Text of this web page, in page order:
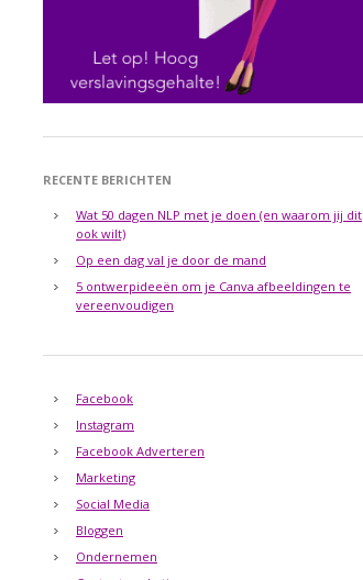
RECENTE BERICHTEN
Wat 50 dagen NLP met je doen (en waarom jij dit
ook wilt)
Op een dag val je door de mand
5 ontwerpideeën om je Canva afbeeldingen te
vereenvoudigen
Facebook
Instagram
Facebook Adverteren
Marketing
Social Media
Bloggen
Ondernemen